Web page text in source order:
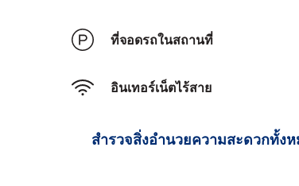
ที่จอดรถในสถานที่
อินเทอร์เน็ตไร้สาย
สำรวจสิ่งอำนวยความสะดวกทั้ง